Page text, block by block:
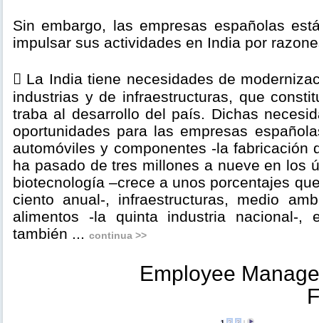
Sin embargo, las empresas españolas
impulsar sus actividades en India por
 La India tiene necesidades de
industrias y de infraestructuras, que
traba al desarrollo del país. Dichas
oportunidades para las empresas
automóviles y componentes -la fabricación
ha pasado de tres millones a nueve en los
biotecnología –crece a unos porcentajes
ciento anual-, infraestructuras, medio
alimentos -la quinta industria nacional-,
también ... continua >>
Employee